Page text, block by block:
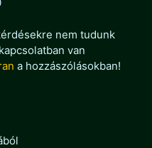
nem tudunk
van
a hozzászólásokban!